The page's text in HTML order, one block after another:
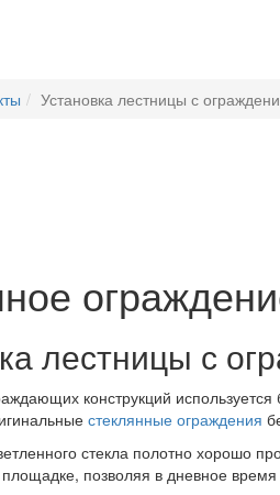
Установка лестницы с
лестницы с
конструкций
стеклянные ограждения
стекла полотно хорошо
позволяя в дневное